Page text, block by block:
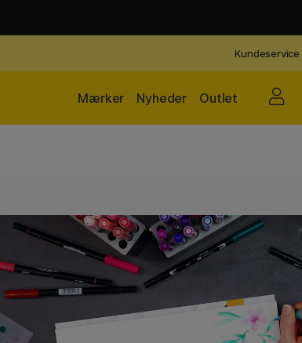
Kundeservice
Outlet
Nyheder
Mærker